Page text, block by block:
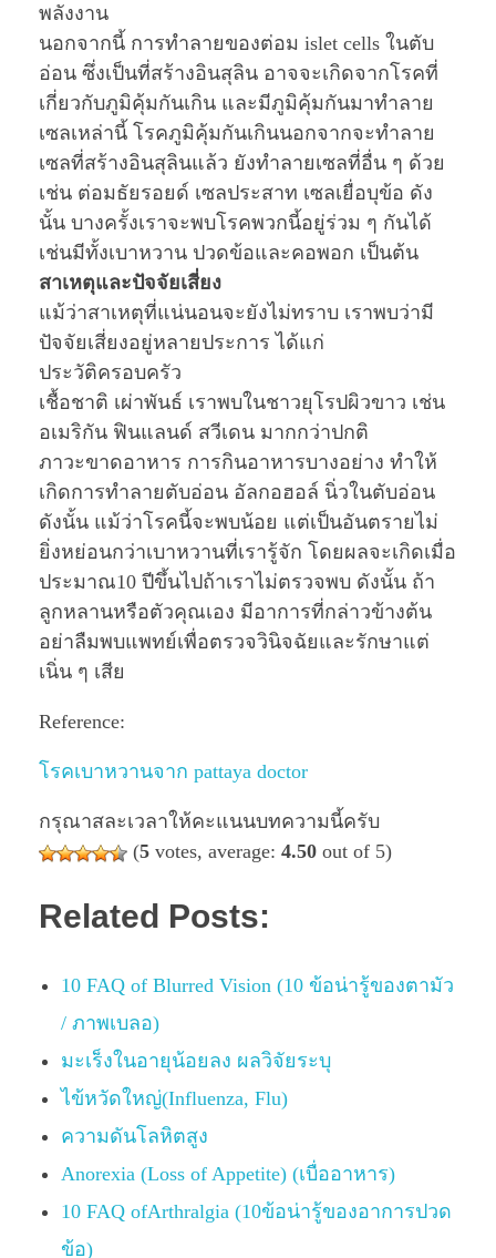
พลังงาน
นอกจากนี้ การทำลายของต่อม islet cells ในตับ
อ่อน ซึ่งเป็นที่สร้างอินสุลิน อาจจะเกิดจากโรคที่
เกี่ยวกับภูมิคุ้มกันเกิน และมีภูมิคุ้มกันมาทำลาย
เซลเหล่านี้ โรคภูมิคุ้มกันเกินนอกจากจะทำลาย
เซลที่สร้างอินสุลินแล้ว ยังทำลายเซลที่อื่น ๆ ด้วย
เช่น ต่อมธัยรอยด์ เซลประสาท เซลเยื่อบุข้อ ดัง
นั้น บางครั้งเราจะพบโรคพวกนี้อยู่ร่วม ๆ กันได้
เช่นมีทั้งเบาหวาน ปวดข้อและคอพอก เป็นต้น
สาเหตุและปัจจัยเสี่ยง
แม้ว่าสาเหตุที่แน่นอนจะยังไม่ทราบ เราพบว่ามี
ปัจจัยเสี่ยงอยู่หลายประการ ได้แก่
ประวัติครอบครัว
เชื้อชาติ เผ่าพันธ์ เราพบในชาวยุโรปผิวขาว เช่น
อเมริกัน ฟินแลนด์ สวีเดน มากกว่าปกติ
ภาวะขาดอาหาร การกินอาหารบางอย่าง ทำให้
เกิดการทำลายตับอ่อน อัลกอฮอล์ นิ่วในตับอ่อน
ดังนั้น แม้ว่าโรคนี้จะพบน้อย แต่เป็นอันตรายไม่
ยิ่งหย่อนกว่าเบาหวานที่เรารู้จัก โดยผลจะเกิดเมื่อ
ประมาณ10 ปีขึ้นไปถ้าเราไม่ตรวจพบ ดังนั้น ถ้า
ลูกหลานหรือตัวคุณเอง มีอาการที่กล่าวข้างต้น
อย่าลืมพบแพทย์เพื่อตรวจวินิจฉัยและรักษาแต่
เนิ่น ๆ เสีย
Reference:
โรคเบาหวานจาก pattaya doctor
กรุณาสละเวลาให้คะแนนบทความนี้ครับ
(5 votes, average: 4.50 out of 5)
Related Posts:
10 FAQ of Blurred Vision (10 ข้อน่ารู้ของตามัว
/ ภาพเบลอ)
มะเร็งในอายุน้อยลง ผลวิจัยระบุ
ไข้หวัดใหญ่(Influenza, Flu)
ความดันโลหิตสูง
Anorexia (Loss of Appetite) (เบื่ออาหาร)
10 FAQ ofArthralgia (10ข้อน่ารู้ของอาการปวด
ข้อ)